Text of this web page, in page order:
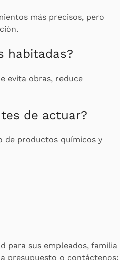
más precisos, pero
habitadas?
evita obras, reduce
de actuar?
de productos químicos y
sus empleados,
presupuesto o contáctenos: